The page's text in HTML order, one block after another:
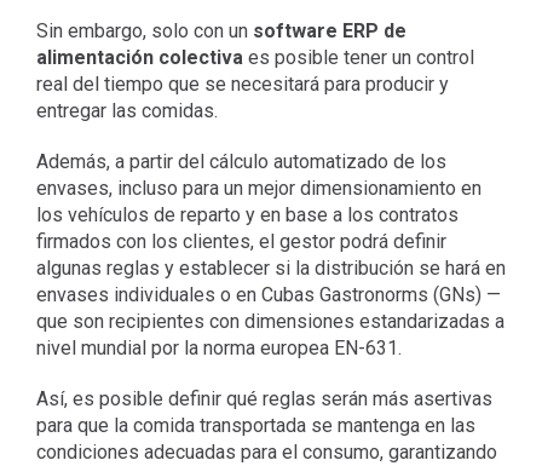
Sin embargo, solo con un software ERP de
alimentación colectivaes posible tener un control
real del tiempo que se necesitará para producir y
entregar las comidas.
Además, a partir del cálculo automatizado de los
envases, incluso para un mejor dimensionamiento en
los vehículos de reparto y en base a los contratos
firmados con los clientes, el gestor podrá definir
algunas reglas y establecer si la distribución se hará en
envases individuales o en Cubas Gastronorms (GNs) —
que son recipientes con dimensiones estandarizadas a
nivel mundial por la norma europea EN-631.
Así, es posible definir qué reglas serán más asertivas
para que la comida transportada se mantenga en las
condiciones adecuadas para el consumo, garantizando